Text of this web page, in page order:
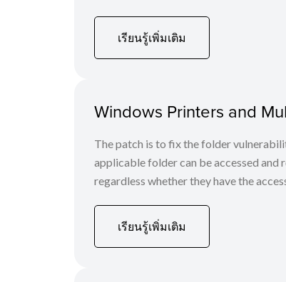
เรียนรู้เพิ่มเติม
Windows Printers and
The patch is to fix the folder
applicable folder can be accessed and
regardless whether they have the
เรียนรู้เพิ่มเติม